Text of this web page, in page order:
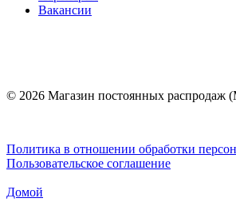
Вакансии
© 2026 Магазин постоянных распродаж
Политика в отношении обработки
Пользовательское соглашение
Домой